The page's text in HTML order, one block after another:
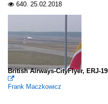
 640. 25.02.2018
British Airways-CityFlyer, ERJ-

Frank Maczkowicz